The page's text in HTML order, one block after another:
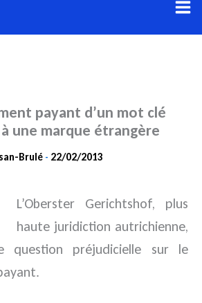
payant d’un mot clé
une marque étrangère
Brulé - 22/02/2013
L’Oberster Gerichtshof, plus
haute juridiction autrichienne,
question préjudicielle sur le